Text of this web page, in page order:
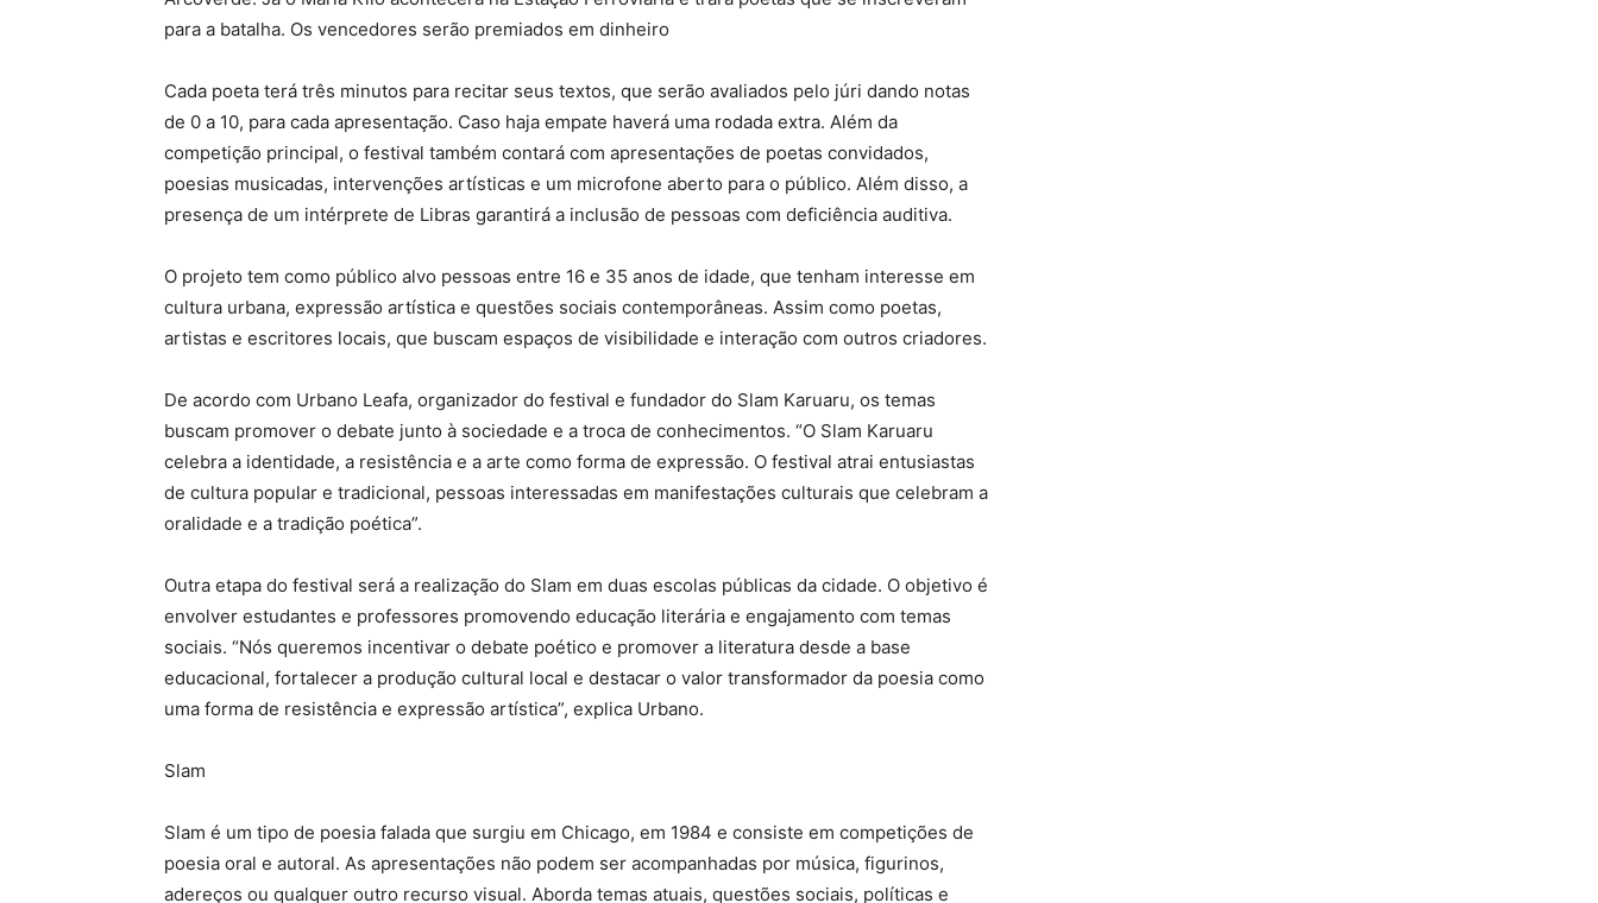
para a batalha. Os vencedores serão premiados em dinheiro
Cada poeta terá três minutos para recitar seus textos, que serão avaliados pelo júri dando notas
de 0 a 10, para cada apresentação. Caso haja empate haverá uma rodada extra. Além da
competição principal, o festival também contará com apresentações de poetas convidados,
poesias musicadas, intervenções artísticas e um microfone aberto para o público. Além disso, a
presença de um intérprete de Libras garantirá a inclusão de pessoas com deficiência auditiva.
O projeto tem como público alvo pessoas entre 16 e 35 anos de idade, que tenham interesse em
cultura urbana, expressão artística e questões sociais contemporâneas. Assim como poetas,
artistas e escritores locais, que buscam espaços de visibilidade e interação com outros criadores.
De acordo com Urbano Leafa, organizador do festival e fundador do Slam Karuaru, os temas
buscam promover o debate junto à sociedade e a troca de conhecimentos. “O Slam Karuaru
celebra a identidade, a resistência e a arte como forma de expressão. O festival atrai entusiastas
de cultura popular e tradicional, pessoas interessadas em manifestações culturais que celebram a
oralidade e a tradição poética”.
Outra etapa do festival será a realização do Slam em duas escolas públicas da cidade. O objetivo é
envolver estudantes e professores promovendo educação literária e engajamento com temas
sociais. “Nós queremos incentivar o debate poético e promover a literatura desde a base
educacional, fortalecer a produção cultural local e destacar o valor transformador da poesia como
uma forma de resistência e expressão artística”, explica Urbano.
Slam
Slam é um tipo de poesia falada que surgiu em Chicago, em 1984 e consiste em competições de
poesia oral e autoral. As apresentações não podem ser acompanhadas por música, figurinos,
adereços ou qualquer outro recurso visual. Aborda temas atuais, questões sociais, políticas e